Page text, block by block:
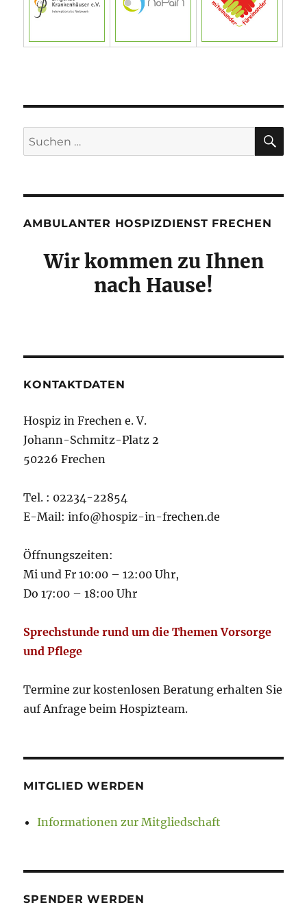
Suchen
nach:
AMBULANTER HOSPIZDIENST FRECHEN
Wir kommen zu Ihnen
nach Hause!
KONTAKTDATEN
Hospiz in Frechen e. V.
Johann-Schmitz-Platz 2
50226 Frechen
Tel. : 02234-22854
E-Mail: info@hospiz-in-frechen.de
Öffnungszeiten:
Mi und Fr 10:00 – 12:00 Uhr,
Do 17:00 – 18:00 Uhr
Sprechstunde rund um die Themen Vorsorge
und Pflege
Termine zur kostenlosen Beratung erhalten Sie
auf Anfrage beim Hospizteam.
MITGLIED WERDEN
Informationen zur Mitgliedschaft
SPENDER WERDEN